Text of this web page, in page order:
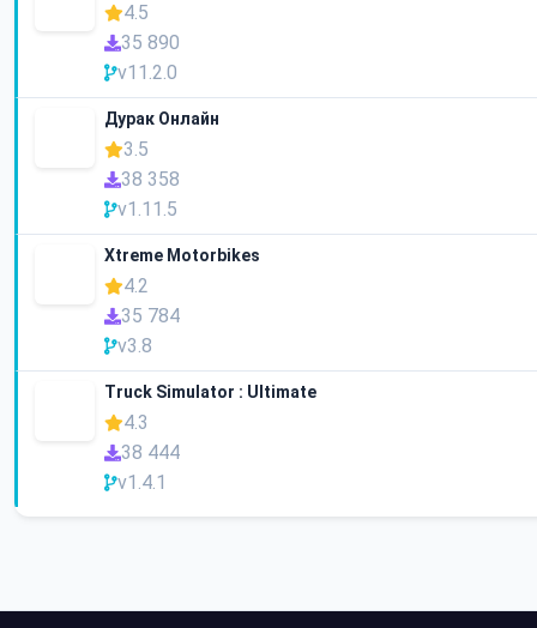
4.5
35 890
v11.2.0
Дурак Онлайн
3.5
38 358
v1.11.5
Xtreme Motorbikes
4.2
35 784
v3.8
Truck Simulator : Ultimate
4.3
38 444
v1.4.1